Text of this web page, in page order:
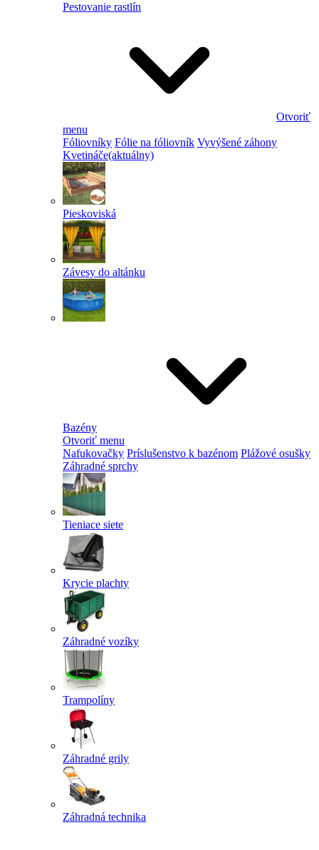
Pestovanie rastlín
Otvoriť
menu
Fóliovníky Fólie na fóliovník Vyvýšené záhony
Kvetináče(aktuálny)
Pieskoviská
Závesy do altánku
Bazény
Otvoriť menu
Nafukovačky Príslušenstvo k bazénom Plážové osušky
Záhradné sprchy
Tieniace siete
Krycie plachty
Záhradné vozíky
Trampolíny
Záhradné grily
Záhradná technika